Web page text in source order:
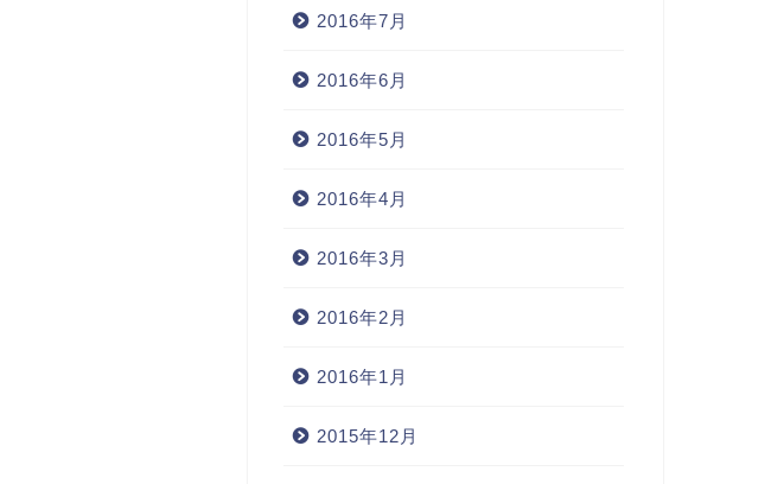
2016年7月
2016年6月
2016年5月
2016年4月
2016年3月
2016年2月
2016年1月
2015年12月